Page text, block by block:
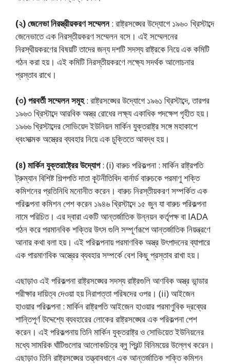
(২) জেনেভা নিরস্ত্রীয়করণ সম্মেলন: রাষ্ট্রসঙ্ঘের উদ্যোগে ১৯৬০ খ্রিস্টাব্দে
জেনেভাতে এক নিরস্তীয়করণ সম্মেলন বসে। এই সম্মেলনের
নিরস্থীয়করণের বিষয়টি তাদের জন্য দশটি সদস্য রাষ্ট্রকে নিয়ে এক কমিটি
গঠন করা হয়। এই কমিটি নিরস্তীয়করণে লক্ষ্যে সদর্থক আলোচনার
প্রস্তাব রাখে।
(৩) পরবর্তী সম্মেলন সমূহ: রাষ্ট্রসঙ্ঘের উদ্যোগে ১৯৬১ খ্রিস্টাব্দে, তারপর
১৯৬৩ খ্রিস্টাব্দে আরবিক অস্ত্র রোধের লক্ষ্য একাধিক পদক্ষেপ গৃহীত হয়।
১৯৬৬ খ্রিস্টাব্দের সোভিয়েদ ইউনিয়ন মার্কিন যুক্তরাষ্ট্র সঙ্গে মহাকাশে
ধ্বংসাত্মক অস্ত্রের ব্যবহার নিয়ে এক চুক্তিতে আবদ্ধ হয়।
(৪) মার্কিন যুক্তরাষ্ট্রের উদ্যোগ: (i) বারুচ পরিকল্পনা : মার্কিন রাষ্ট্রপতি
ট্রুম্যান বিশিষ্ট শিল্পপতি দাতা কূটনীতিবিদ বার্নার্ড বারুচকে পরমাণু শক্তি
কমিশনের প্রতিনিধি মনোনীত করেন। বারুচ নিরস্তীয়করণ সম্পর্কিত এক
পরিকল্পনা কমিশন পেশ করেন ১৯৪৬ খ্রিস্টাব্দে ১৫ জুন যা বারুচ পরিকল্পনা
নামে পরিচিত। এর দ্বারা একটি আন্তর্জাতিক উন্নয়ন কর্তৃপক্ষ বা IADA
গঠন করে পরমানবিক শক্তির উৎস গুলি সম্পূর্ণরূপে আন্তর্জাতিক নিয়ন্ত্রণে
আনার কথা বলা হয়। এই পরিকল্পনায় পরমাণবিক অস্ত্র উৎপাদনের ব্যাপারে
এক পারমাণবিক অস্ত্রের ব্যবহার সম্পর্কে বেশ কিছু প্রস্তাব রাখা হয়।
এছাড়াও এই পরিকল্পনা রাষ্ট্রসঙ্ঘের সদস্য রাষ্ট্রগুলি আণবিক অস্ত্র ভান্ডার
পরীক্ষার দায়িত্ব দেওয়া হয় নিরাপত্তা পরিষদের ওপর। (ii) আইজেন
হাওয়ার পরিকল্পনা : মার্কিন রাষ্ট্রপতি আইজেন হাওয়ার পরমাণুবিক দ্রব্যের
শান্তিপূর্ণ উদ্দেশ্যে ব্যবহারের লোকের রাষ্ট্রসঙ্ঘের এক পরিকল্পনা পেশ
করেন। এই পরিকল্পনায় তিনি মার্কিন যুক্তরাষ্ট্র ও সোভিয়েত ইউনিয়নের
মধ্যে সামরিক ঘাঁটিগুলোর আলোকচিত্র ব্লু প্রিন্ট বিনিময়ের উল্লেখ করেন।
এছাড়াও তিনি রাষ্ট্রসঙ্ঘের তত্ত্বাবধানে এক আন্তর্জাতিক শক্তি কমিশন